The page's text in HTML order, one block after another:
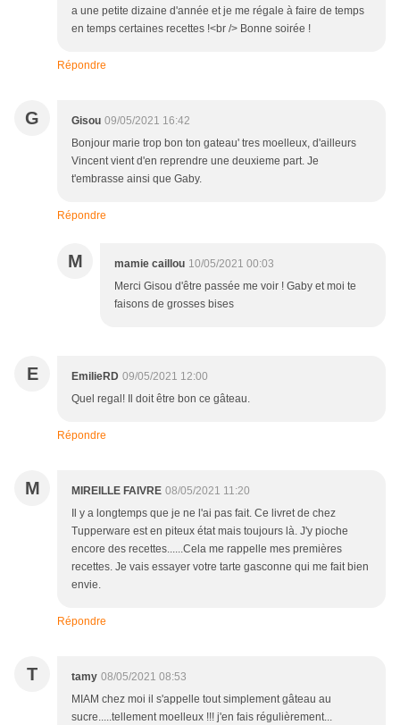
a une petite dizaine d'année et je me régale à faire de temps
en temps certaines recettes !<br /> Bonne soirée !
Répondre
G Gisou 09/05/2021 16:42
Bonjour marie trop bon ton gateau' tres moelleux, d'ailleurs
Vincent vient d'en reprendre une deuxieme part. Je
t'embrasse ainsi que Gaby.
Répondre
M mamie caillou 10/05/2021 00:03
Merci Gisou d'être passée me voir ! Gaby et moi te
faisons de grosses bises
E EmilieRD 09/05/2021 12:00
Quel regal! Il doit être bon ce gâteau.
Répondre
M MIREILLE FAIVRE 08/05/2021 11:20
Il y a longtemps que je ne l'ai pas fait. Ce livret de chez
Tupperware est en piteux état mais toujours là. J'y pioche
encore des recettes......Cela me rappelle mes premières
recettes. Je vais essayer votre tarte gasconne qui me fait bien
envie.
Répondre
T tamy 08/05/2021 08:53
MIAM chez moi il s'appelle tout simplement gâteau au
sucre.....tellement moelleux !!! j'en fais régulièrement...